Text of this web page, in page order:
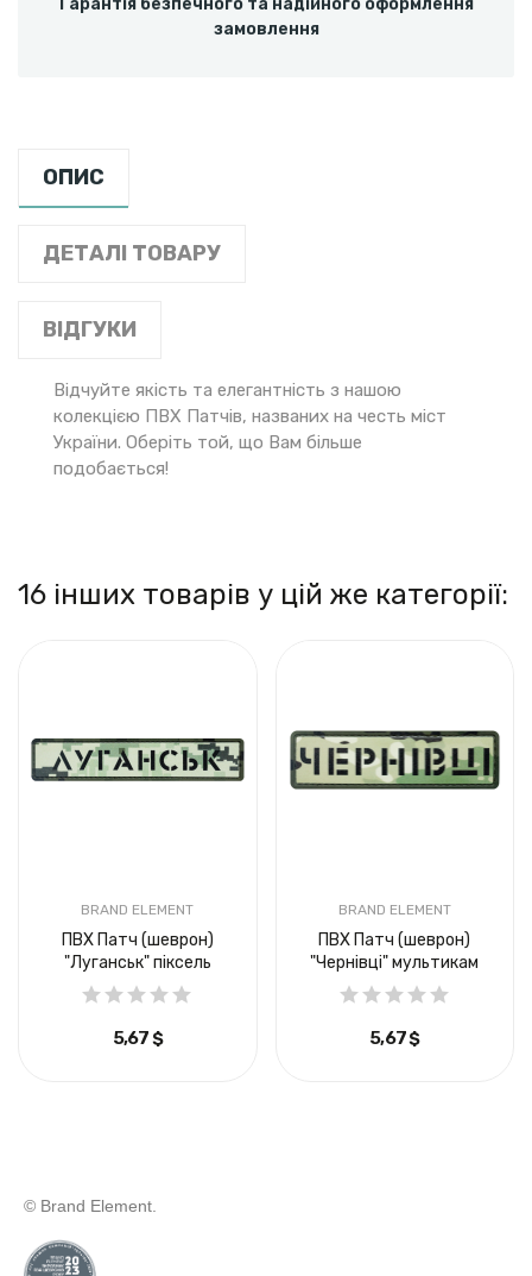
Гарантія безпечного та надійного оформлення
замовлення
ОПИС
ДЕТАЛІ ТОВАРУ
ВІДГУКИ
Відчуйте якість та елегантність з нашою
колекцією ПВХ Патчів, названих на честь міст
України. Оберіть той, що Вам більше
подобається!
16 інших товарів у цій же категорії:
BRAND ELEMENT
ПВХ Патч (шеврон)
"Луганськ" піксель
5,67 $
BRAND ELEMENT
ПВХ Патч (шеврон)
"Чернівці" мультикам
5,67 $
© Brand Element.